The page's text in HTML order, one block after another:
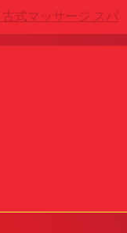
ッサージ&スパ | チ